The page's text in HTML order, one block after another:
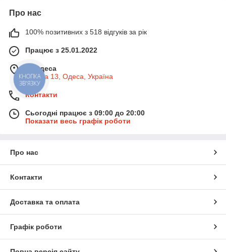
окремо
● 🧰 Міцні матеріали — ПВХ, шкірозамінник, щільна тканина
● 🎽 Підходить для тренувань, кардіо, розвитку реакції
● 🧒 Є варіанти для дітей і підлітків
Про нас
100% позитивних з 518 відгуків за рік
Працює з 25.01.2022
м. Одеса
Базова 13, Одеса, Україна
Контакти
Сьогодні працює з 09:00 до 20:00
Показати весь графік роботи
Про нас
Контакти
Доставка та оплата
Графік роботи
КНОПКА
ЗВ'ЯЗКУ